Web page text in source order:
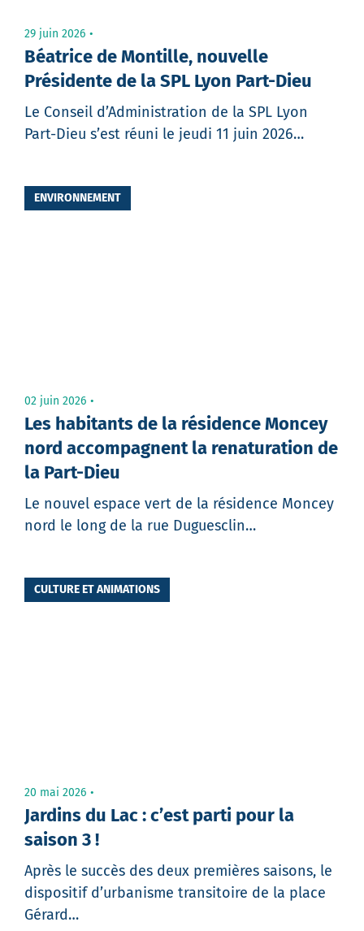
29 juin 2026
Béatrice de Montille, nouvelle
Présidente de la SPL Lyon Part-Dieu
Le Conseil d’Administration de la SPL Lyon
Part-Dieu s’est réuni le jeudi 11 juin 2026…
ENVIRONNEMENT
02 juin 2026
Les habitants de la résidence Moncey
nord accompagnent la renaturation de
la Part-Dieu
Le nouvel espace vert de la résidence Moncey
nord le long de la rue Duguesclin…
CULTURE ET ANIMATIONS
20 mai 2026
Jardins du Lac : c’est parti pour la
saison 3 !
Après le succès des deux premières saisons, le
dispositif d’urbanisme transitoire de la place
Gérard…